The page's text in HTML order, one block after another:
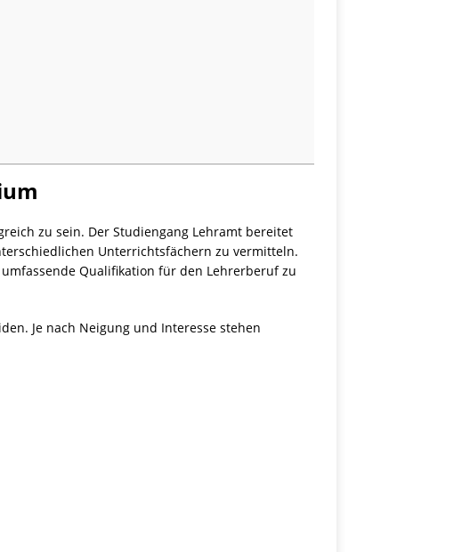
zu sein. Der Studiengang Lehramt bereitet
Unterrichtsfächern zu vermitteln.
Qualifikation für den Lehrerberuf zu
Je nach Neigung und Interesse stehen